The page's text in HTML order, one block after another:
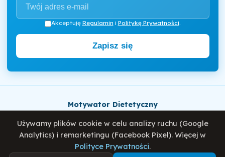
Akceptuję Regulamin i Politykę Prywatności.
Zapisz się
Motywator Dietetyczny
Polityka PrywatnościRegulaminO mnie
Używamy plików cookie w celu analizy ruchu (Google
Analytics) i remarketingu (Facebook Pixel). Więcej w
Polityce Prywatności.